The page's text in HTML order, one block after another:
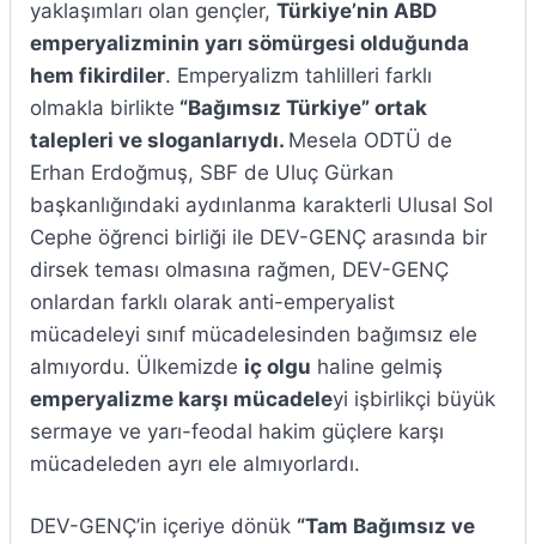
yaklaşımları olan gençler, Türkiye’nin ABD
emperyalizminin yarı sömürgesi olduğunda
hem fikirdiler. Emperyalizm tahlilleri farklı
olmakla birlikte “Bağımsız Türkiye” ortak
talepleri ve sloganlarıydı. Mesela ODTÜ de
Erhan Erdoğmuş, SBF de Uluç Gürkan
başkanlığındaki aydınlanma karakterli Ulusal Sol
Cephe öğrenci birliği ile DEV-GENÇ arasında bir
dirsek teması olmasına rağmen, DEV-GENÇ
onlardan farklı olarak anti-emperyalist
mücadeleyi sınıf mücadelesinden bağımsız ele
almıyordu. Ülkemizde iç olgu haline gelmiş
emperyalizme karşı mücadeleyi işbirlikçi büyük
sermaye ve yarı-feodal hakim güçlere karşı
mücadeleden ayrı ele almıyorlardı.
DEV-GENÇ’in içeriye dönük “Tam Bağımsız ve